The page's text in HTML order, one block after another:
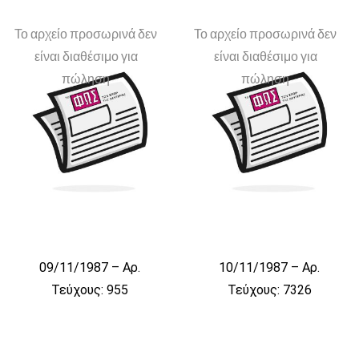
Το αρχείο προσωρινά δεν
είναι διαθέσιμο για
πώληση
09/11/1987 – Αρ.
Τεύχους: 955
Το αρχείο προσωρινά δεν
είναι διαθέσιμο για
πώληση
10/11/1987 – Αρ.
Τεύχους: 7326